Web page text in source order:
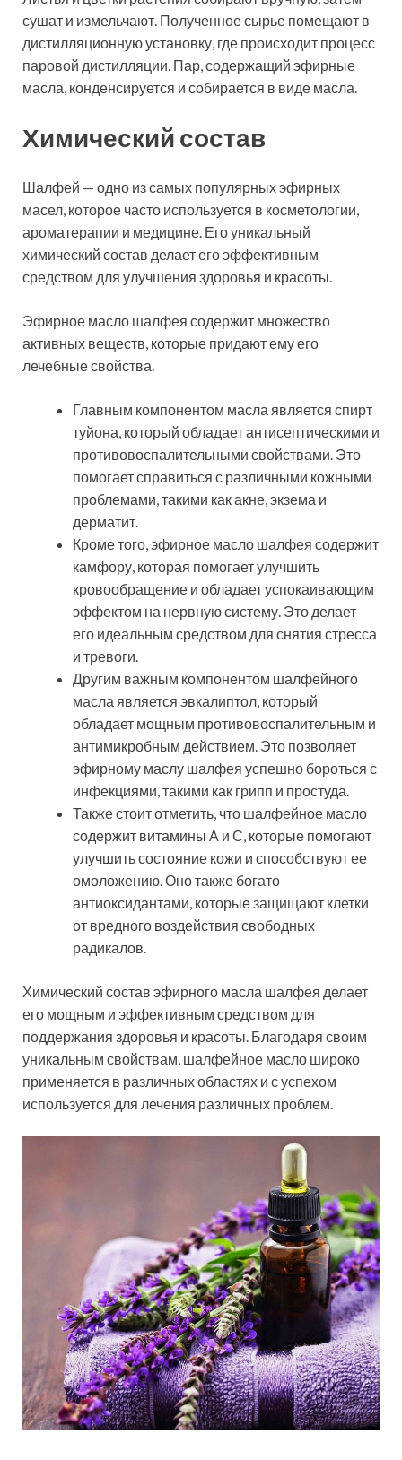
сушат и измельчают. Полученное сырье помещают в
дистилляционную установку, где происходит процесс
паровой дистилляции. Пар, содержащий эфирные
масла, конденсируется и собирается в виде масла.
Химический состав
Шалфей — одно из самых популярных эфирных
масел, которое часто используется в косметологии,
ароматерапии и медицине. Его уникальный
химический состав делает его эффективным
средством для улучшения здоровья и красоты.
Эфирное масло шалфея содержит множество
активных веществ, которые придают ему его
лечебные свойства.
Главным компонентом масла является спирт
туйона, который обладает антисептическими и
противовоспалительными свойствами. Это
помогает справиться с различными кожными
проблемами, такими как акне, экзема и
дерматит.
Кроме того, эфирное масло шалфея содержит
камфору, которая помогает улучшить
кровообращение и обладает успокаивающим
эффектом на нервную систему. Это делает
его идеальным средством для снятия стресса
и тревоги.
Другим важным компонентом шалфейного
масла является эвкалиптол, который
обладает мощным противовоспалительным и
антимикробным действием. Это позволяет
эфирному маслу шалфея успешно бороться с
инфекциями, такими как грипп и простуда.
Также стоит отметить, что шалфейное масло
содержит витамины А и С, которые помогают
улучшить состояние кожи и способствуют ее
омоложению. Оно также богато
антиоксидантами, которые защищают клетки
от вредного воздействия свободных
радикалов.
Химический состав эфирного масла шалфея делает
его мощным и эффективным средством для
поддержания здоровья и красоты. Благодаря своим
уникальным свойствам, шалфейное масло широко
применяется в различных областях и с успехом
используется для лечения различных проблем.